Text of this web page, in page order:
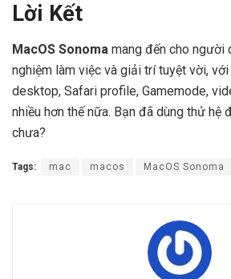
Lời Kết
MacOS Sonoma mang đến cho người
nghiệm làm việc và giải trí tuyệt vời,
desktop, Safari profile, Gamemode,
nhiều hơn thế nữa. Bạn đã dùng thử hệ
chưa?
Tags: mac macos MacOS Sonoma